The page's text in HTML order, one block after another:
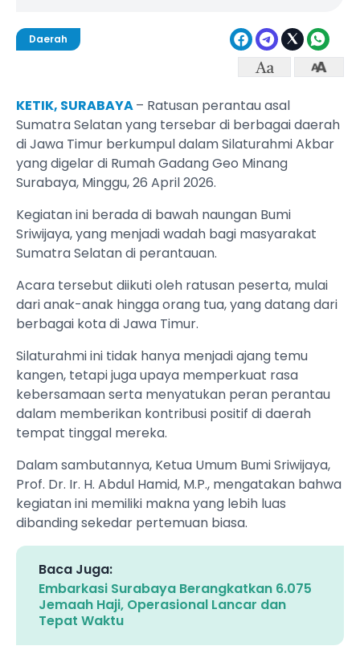
Daerah
KETIK, SURABAYA– Ratusan perantau asal
Sumatra Selatan yang tersebar di berbagai daerah
di Jawa Timur berkumpul dalam Silaturahmi Akbar
yang digelar di Rumah Gadang Geo Minang
Surabaya, Minggu, 26 April 2026.
Kegiatan ini berada di bawah naungan Bumi
Sriwijaya, yang menjadi wadah bagi masyarakat
Sumatra Selatan di perantauan.
Acara tersebut diikuti oleh ratusan peserta, mulai
dari anak-anak hingga orang tua, yang datang dari
berbagai kota di Jawa Timur.
Silaturahmi ini tidak hanya menjadi ajang temu
kangen, tetapi juga upaya memperkuat rasa
kebersamaan serta menyatukan peran perantau
dalam memberikan kontribusi positif di daerah
tempat tinggal mereka.
Dalam sambutannya, Ketua Umum Bumi Sriwijaya,
Prof. Dr. Ir. H. Abdul Hamid, M.P., mengatakan bahwa
kegiatan ini memiliki makna yang lebih luas
dibanding sekedar pertemuan biasa.
Baca Juga:
Embarkasi Surabaya Berangkatkan 6.075
Jemaah Haji, Operasional Lancar dan
Tepat Waktu